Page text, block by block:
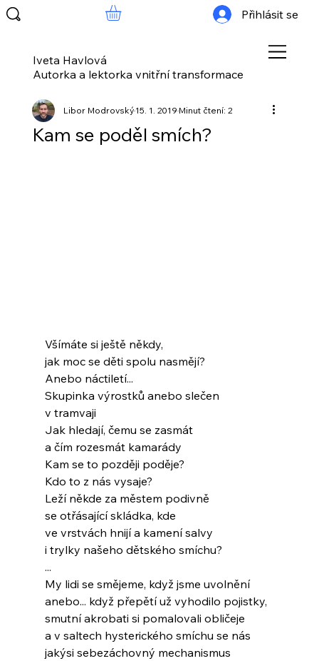
Iveta Havlová
Autorka a lektorka vnitřní transformace
Přihlásit se
Kam se poděl smích?
Libor Modrovský15. 1. 2019Minut čtení: 2
Všímáte si ještě někdy,
jak moc se děti spolu nasmějí?
Anebo náctiletí...
Skupinka výrostků anebo slečen
v tramvaji
Jak hledají, čemu se zasmát
a čím rozesmát kamarády
Kam se to později poděje?
Kdo to z nás vysaje?
Leží někde za městem podivně
se otřásající skládka, kde
ve vrstvách hnijí a kamení salvy
i trylky našeho dětského smíchu?
...
My lidi se smějeme, když jsme uvolnění
anebo... když přepětí už vyhodilo pojistky,
smutní akrobati si pomalovali obličeje
a v saltech hysterického smíchu se nás
jakýsi sebezáchovný mechanismus